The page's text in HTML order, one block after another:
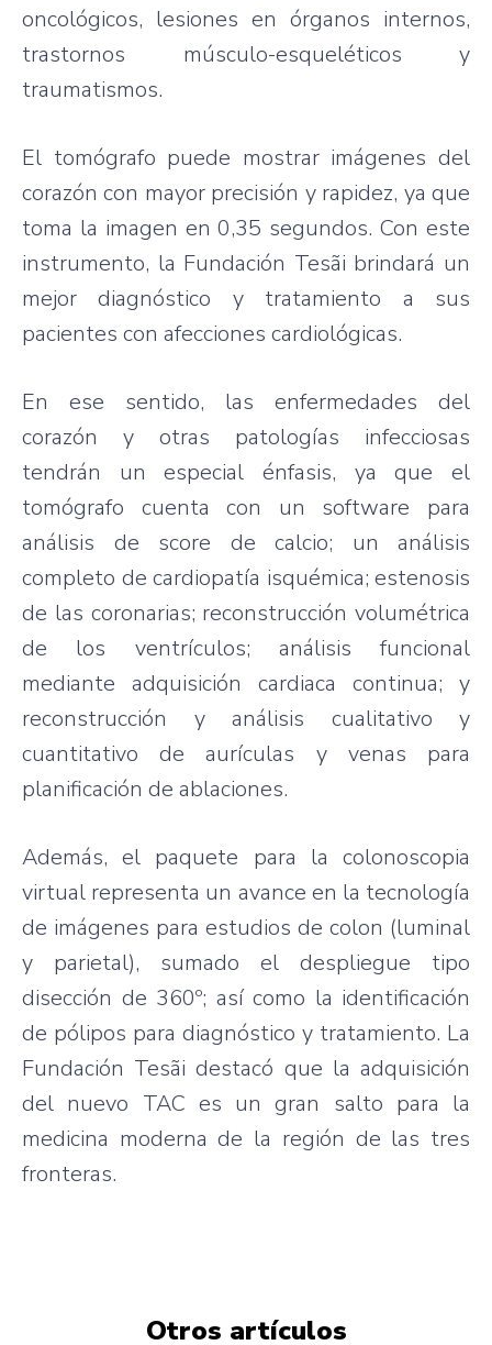
oncológicos, lesiones en órganos internos,
trastornos músculo-esqueléticos y
traumatismos.
El tomógrafo puede mostrar imágenes del
corazón con mayor precisión y rapidez, ya que
toma la imagen en 0,35 segundos. Con este
instrumento, la Fundación Tesãi brindará un
mejor diagnóstico y tratamiento a sus
pacientes con afecciones cardiológicas.
En ese sentido, las enfermedades del
corazón y otras patologías infecciosas
tendrán un especial énfasis, ya que el
tomógrafo cuenta con un software para
análisis de score de calcio; un análisis
completo de cardiopatía isquémica; estenosis
de las coronarias; reconstrucción volumétrica
de los ventrículos; análisis funcional
mediante adquisición cardiaca continua; y
reconstrucción y análisis cualitativo y
cuantitativo de aurículas y venas para
planificación de ablaciones.
Además, el paquete para la colonoscopia
virtual representa un avance en la tecnología
de imágenes para estudios de colon (luminal
y parietal), sumado el despliegue tipo
disección de 360º; así como la identificación
de pólipos para diagnóstico y tratamiento. La
Fundación Tesãi destacó que la adquisición
del nuevo TAC es un gran salto para la
medicina moderna de la región de las tres
fronteras.
Otros artículos